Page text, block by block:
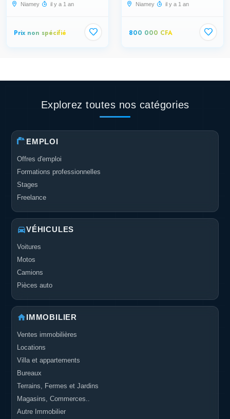
Niamey il y a 1 an
Prix non spécifié
Niamey il y a 1 an
800 000 CFA
Explorez toutes nos catégories
EMPLOI
Offres d'emploi
Formations professionnelles
Stages
Freelance
VÉHICULES
Voitures
Motos
Camions
Pièces auto
IMMOBILIER
Ventes immobilières
Locations
Villa et appartements
Bureaux
Terrains, Fermes et Jardins
Magasins, Commerces..
Autre Immobilier